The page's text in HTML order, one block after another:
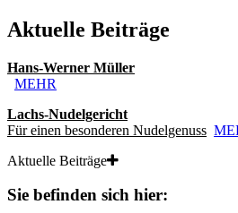
Aktuelle Beiträge
Hans-Werner Müller
MEHR
Lachs-Nudelgericht
Für einen besonderen Nudelgenuss
Aktuelle Beiträge
Sie befinden sich hier: